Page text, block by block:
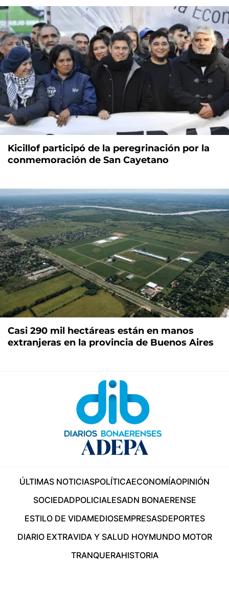
Kicillof participó de la peregrinación por la
conmemoración de San Cayetano
Casi 290 mil hectáreas están en manos
extranjeras en la provincia de Buenos Aires
ÚLTIMAS NOTICIASPOLÍTICAECONOMÍAOPINIÓN
SOCIEDADPOLICIALESADN BONAERENSE
ESTILO DE VIDAMEDIOSEMPRESASDEPORTES
DIARIO EXTRAVIDA Y SALUD HOYMUNDO MOTOR
TRANQUERAHISTORIA